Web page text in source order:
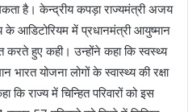
है। केन्द्रीय कपड़ा राज्यमंत्री अजय
आडिटोरियम में प्रधानमंत्री आयुष्मान
हुए कही। उन्होंने कहा कि स्वस्थ्य
भारत योजना लोगों के स्वास्थ्य की रक्षा
राज्य में चिन्हित परिवारों को इस